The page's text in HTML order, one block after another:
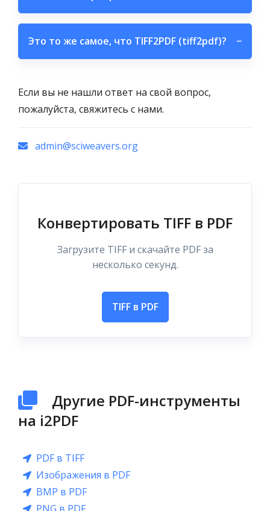
Это то же самое, что TIFF2PDF (tiff2pdf)? −
Если вы не нашли ответ на свой вопрос,
пожалуйста, свяжитесь с нами.
admin@sciweavers.org
Конвертировать TIFF в PDF
Загрузите TIFF и скачайте PDF за
несколько секунд.
TIFF в PDF
Другие PDF-инструменты
на i2PDF
PDF в TIFF
Изображения в PDF
BMP в PDF